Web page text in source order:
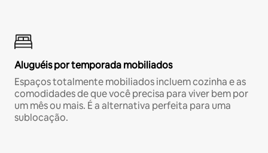
Aluguéis por temporada mobiliados
Espaços totalmente mobiliados incluem cozinha e as
comodidades de que você precisa para viver bem por
um mês ou mais. É a alternativa perfeita para uma
sublocação.